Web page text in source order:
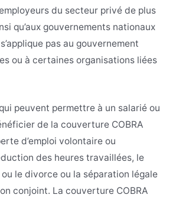
du secteur privé de plus
qu’aux gouvernements nationaux
pas au gouvernement
ou à certaines organisations liées
peuvent permettre à un salarié ou
de la couverture COBRA
d’emploi volontaire ou
des heures travaillées, le
le divorce ou la séparation légale
conjoint. La couverture COBRA